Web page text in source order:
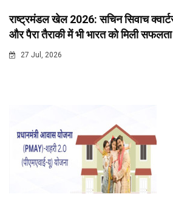
राष्ट्रमंडल खेल 2026: सचिन सिवाच
और पैरा तैराकी में भी भारत को मिली सफलता
27 Jul, 2026